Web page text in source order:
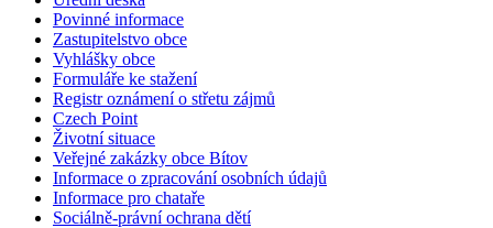
Povinné informace
Zastupitelstvo obce
Vyhlášky obce
Formuláře ke stažení
Registr oznámení o střetu zájmů
Czech Point
Životní situace
Veřejné zakázky obce Bítov
Informace o zpracování osobních údajů
Informace pro chataře
Sociálně-právní ochrana dětí